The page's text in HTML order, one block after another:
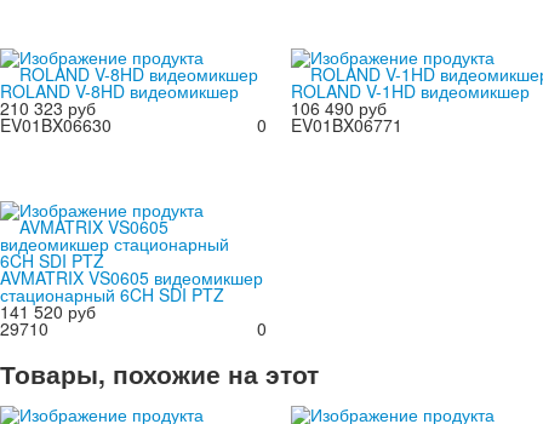
ROLAND V-8HD видеомикшер
210 323 руб
0
EV01BX06630
ROLAND V-1HD видеомикшер
106 490 руб
EV01BX06771
AVMATRIX VS0605 видеомикшер
стационарный 6CH SDI PTZ
141 520 руб
0
29710
Товары, похожие на этот